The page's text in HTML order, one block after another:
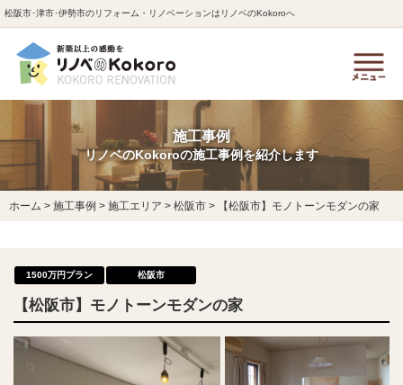
松阪市･津市･伊勢市のリフォーム・リノベーションはリノベのKokoroへ
施工事例
リノベのKokoroの施工事例を紹介します
ホーム > 施工事例 > 施工エリア > 松阪市 > 【松阪市】モノトーンモダンの家
1500万円プラン 松阪市
【松阪市】モノトーンモダンの家